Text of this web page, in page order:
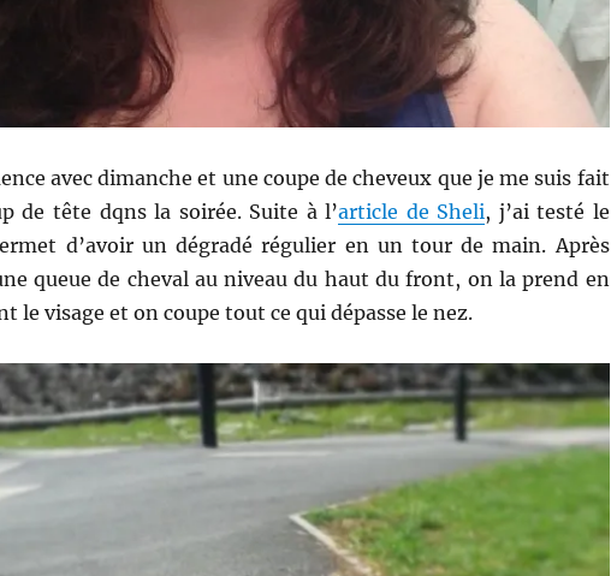
avec dimanche et une coupe de cheveux que je me suis fait
de tête dqns la soirée. Suite à l’article de Sheli, j’ai testé le
d’avoir un dégradé régulier en un tour de main. Après
queue de cheval au niveau du haut du front, on la prend en
le visage et on coupe tout ce qui dépasse le nez.